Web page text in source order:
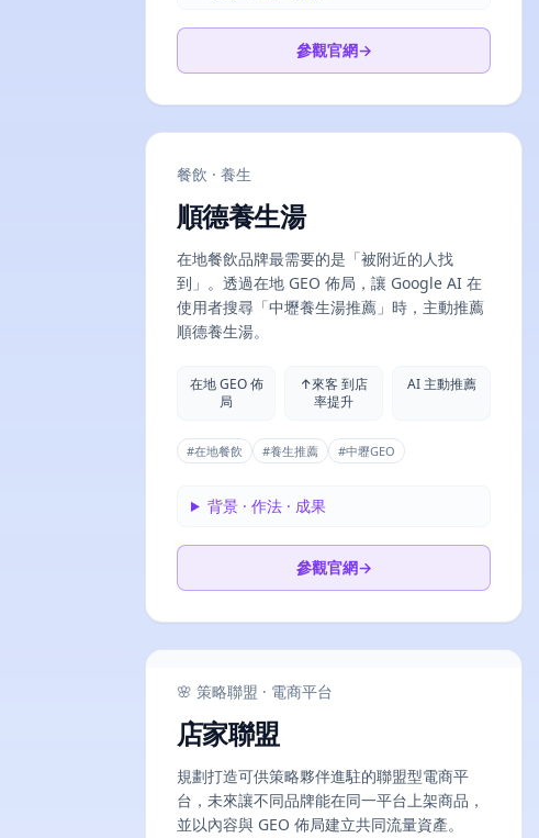
參觀官網→
餐飲 · 養生
順德養生湯
在地餐飲品牌最需要的是「被附近的人找
到」。透過在地 GEO 佈局，讓 Google AI 在
使用者搜尋「中壢養生湯推薦」時，主動推薦
順德養生湯。
在地 GEO 佈
局
↑來客 到店
率提升
AI 主動推薦
#在地餐飲 #養生推薦 #中壢GEO
背景 · 作法 · 成果
參觀官網→
🌸 策略聯盟 · 電商平台
店家聯盟
規劃打造可供策略夥伴進駐的聯盟型電商平
台，未來讓不同品牌能在同一平台上架商品，
並以內容與 GEO 佈局建立共同流量資產。